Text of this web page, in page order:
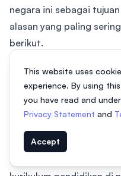
negara ini sebagai
alasan yang paling
berikut.
Malaysia termasuk
memiliki kualitas
mahasiswa asing tidak
Pemerintah Malaysia
badan pengawas
This website uses
experience. By using
you have read and
Privacy Statement and
Accept